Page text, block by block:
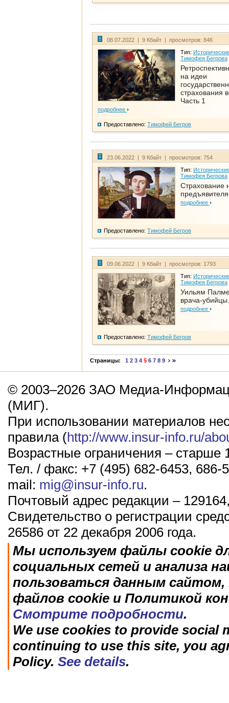
08.07.2022 | 9 Кбайт | просмотров: 846
Тип:
Тимофея Бегрова
на идеи
страхования
Часть 1
подробнее
Предоставлено: Тимофей Бегров
23.06.2022 | 9 Кбайт | просмотров: 754
Тип:
Тимофея Бегрова
Страхование
предъявителя
подробнее
Предоставлено: Тимофей Бегров
09.06.2022 | 9 Кбайт | просмотров: 1793
Тип:
Тимофея Бегрова
Уильям
врача-
подробнее
Предоставлено: Тимофей Бегров
Страницы: 1 2 3 4 5 6 7 8 9
© 2003–2026 ЗАО Медиа-
(МИГ).
При использовании материалов
правила (http://www.insur-info.ru/
Возрастные ограничения – старше
Тел. / факс: +7 (495) 682-6453, 686-
mail: mig@insur-info.ru.
Почтовый адрес редакции –
Свидетельство о регистрации
26586 от 22 декабря 2006 года.
Мы используем файлы cookie
социальных сетей и анализа
пользоваться данным
файлов cookie и Политикой
Смотрите подробности.
We use cookies to provide social
continuing to use this site, you
Policy. See details.